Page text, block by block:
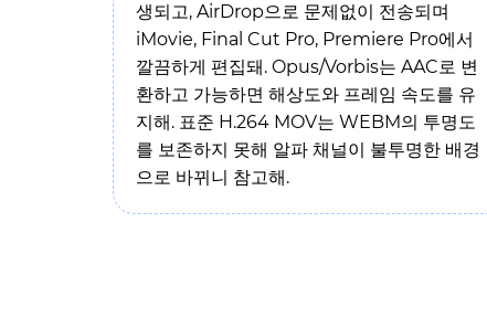
생되고, AirDrop으로 문제없이 전송되며
iMovie, Final Cut Pro, Premiere Pro에서
깔끔하게 편집돼. Opus/Vorbis는 AAC로 변
환하고 가능하면 해상도와 프레임 속도를 유
지해. 표준 H.264 MOV는 WEBM의 투명도
를 보존하지 못해 알파 채널이 불투명한 배경
으로 바뀌니 참고해.